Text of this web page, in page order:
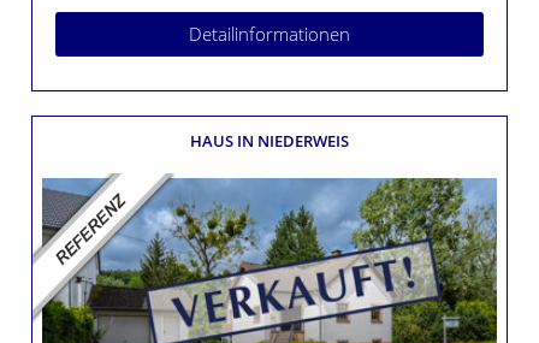
Detailinformationen
HAUS IN NIEDERWEIS